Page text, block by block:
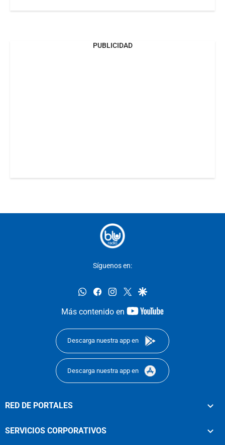
PUBLICIDAD
Síguenos en:
whatsappfacebookinstagram
twittergoogle
Más contenido en
youtube-
Descarga nuestra app en
Descarga nuestra app en
RED DE PORTALES
SERVICIOS CORPORATIVOS